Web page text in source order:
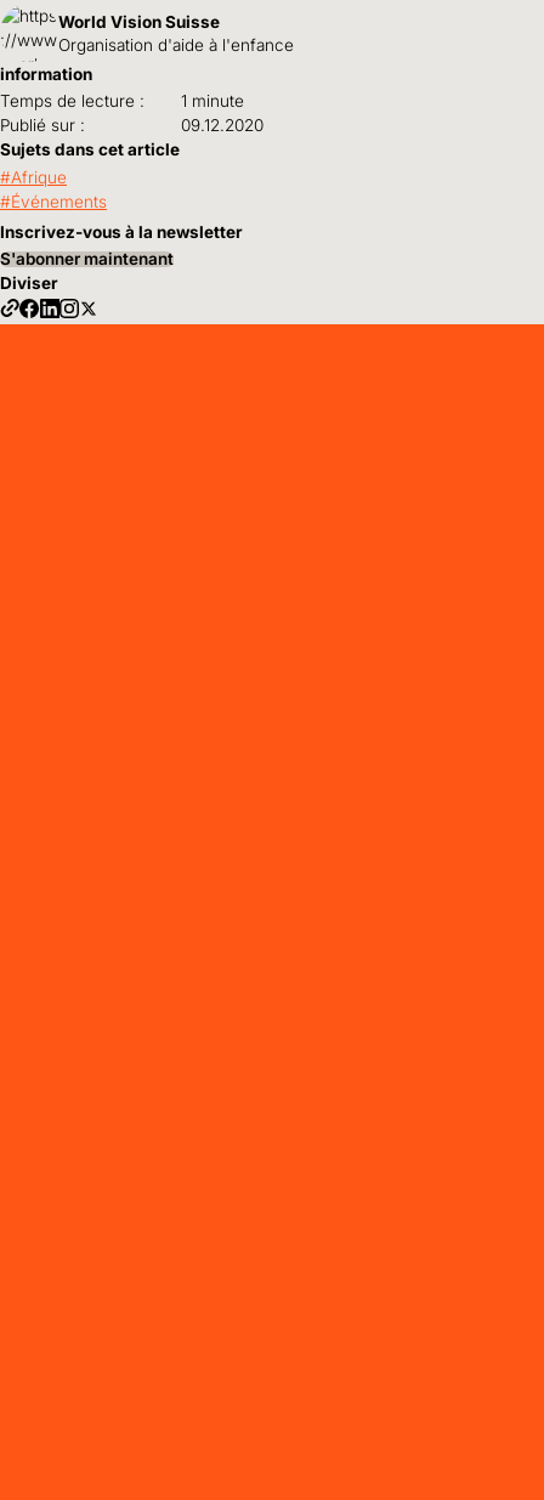
World Vision Suisse
Organisation d'aide à l'enfance
information
Temps de lecture :
1 minute
Publié sur :
09.12.2020
Sujets dans cet article
Afrique
Événements
Inscrivez-vous à la newsletter
S'abonner maintenant
Diviser